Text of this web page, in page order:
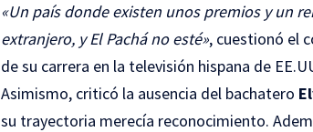
«Un país donde existen unos premios y un
extranjero, y El Pachá no esté», cuestionó el
de su carrera en la televisión hispana de
Asimismo, criticó la ausencia del bachatero
su trayectoria merecía reconocimiento.